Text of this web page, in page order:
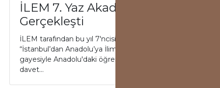
İLEM 7. Yaz Akademisi
Gerçekleşti
İLEM tarafından bu yıl 7'ncisi düzenlenen
“İstanbul’dan Anadolu’ya İlim Köprüsü” olmak
gayesiyle Anadolu'daki öğrencileri yola çıkmaya
davet...